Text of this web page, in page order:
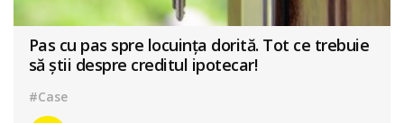
Pas cu pas spre locuința dorită. Tot ce trebuie
să știi despre creditul ipotecar!
#Case